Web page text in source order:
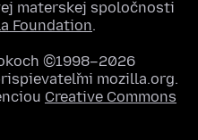
materskej spoločnosti
Foundation.
©1998–2026
mozilla.org.
Creative Commons